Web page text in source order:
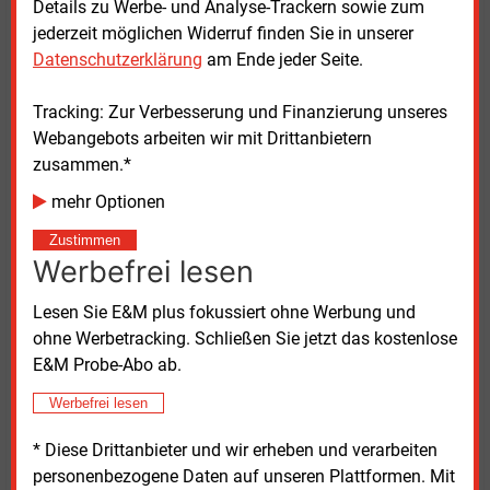
Details zu Werbe- und Analyse-Trackern sowie zum
jederzeit möglichen Widerruf finden Sie in unserer
Datenschutzerklärung am Ende jeder Seite.
Tracking: Zur Verbesserung und Finanzierung unseres
Webangebots arbeiten wir mit Drittanbietern
zusammen.*
mehr Optionen
Zustimmen
Werbefrei lesen
Lesen Sie E&M plus fokussiert ohne Werbung und
ohne Werbetracking. Schließen Sie jetzt das kostenlose
E&M Probe-Abo ab.
Werbefrei lesen
* Diese Drittanbieter und wir erheben und verarbeiten
personenbezogene Daten auf unseren Plattformen. Mit
Hauptgeschäftsführerin Kerstin Andreae. Es bestehe
die Gefahr, dass viele Haushalte im Unklaren seien,
welche Heizung für sie am besten infrage kommt.
Kommunale Wärmeplanung einbeziehen
die Überforderung der Kommunen durch das von der
Bundesregierung angestrebte Wärmeplanungs-
Gesetz. Es sieht die Vorlage verbindlicher Pläne für
klimaneutrale Wärmenetze bis 2045 vor. So sollen
unter anderem Kommunen hierzu Daten zum
Energieverbrauch und zum Zustand von Gebäuden
ermitteln. Für Großstädte sollen diese Pläne bis Ende
2026 fertig sein, kleinere Städte sollen zwei Jahre
mehr Zeit haben. Das sei nicht zu schaffen, so der
DStGB.